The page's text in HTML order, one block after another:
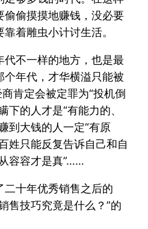
偷偷摸摸地赚钱，没必要
着雕虫小计讨生活。
代不一样的地方，也是最
个年代，才华横溢只能被
肯定会被定罪为“投机倒
下的人才是“有能力的、
到大钱的人一定“有原
姓只能反复告诉自己和自
容容才是真”……
二十年优秀销售之后的
售技巧究竟是什么？”的